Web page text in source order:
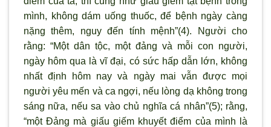
mình, không dám uống thuốc, để bệnh ngày càng
nặng thêm, nguy đến tính mệnh”(4). Người cho
rằng: “Một dân tộc, một đảng và mỗi con người,
ngày hôm qua là vĩ đại, có sức hấp dẫn lớn, không
nhất định hôm nay và ngày mai vẫn được mọi
người yêu mến và ca ngợi, nếu lòng dạ không trong
sáng nữa, nếu sa vào chủ nghĩa cá nhân”(5); rằng,
“một Đảng mà giấu giếm khuyết điểm của mình là